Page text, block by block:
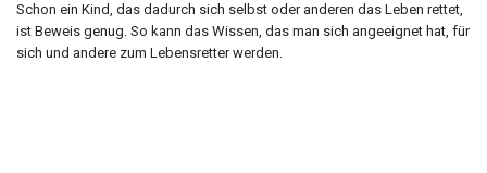
Schon ein Kind, das dadurch sich selbst oder anderen das Leben rettet,
ist Beweis genug. So kann das Wissen, das man sich angeeignet hat, für
sich und andere zum Lebensretter werden.